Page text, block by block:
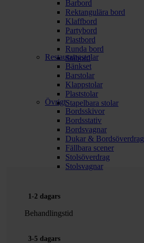
Barbord
Rektangulära bord
Klaffbord
Partybord
Plastbord
Runda bord
Ståbord
Restaurangstolar
Bänkset
Barstolar
Klappstolar
Plaststolar
Stapelbara stolar
Övrigt
Bordsskivor
Bordsstativ
Bordsvagnar
Dukar & Bordsöverdrag
Fällbara scener
Stolsöverdrag
Stolsvagnar
1-2 dagars
Behandlingstid
3-5 dagars